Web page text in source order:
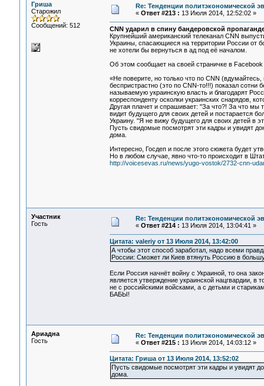
Гриша
Старожил
Сообщений: 512
Re: Тенденции политэкономической
« Ответ #213 : 13 Июля 2014, 12:52:02 »
CNN ударил в спину бандеровской
Крупнейший американский телеканал CNN
Украины, спасающиеся на территории России от
не хотели бы вернуться в ад под её началом.
Об этом сообщает на своей страничке в
«Не поверите, но только что по CNN
беспристрастно (это по CNN-то!!!) показал
называемую украинскую власть и благодарят
корреспонденту осколки украинских снарядов,
Другая плачет и спрашивает: "За что?! За что мы
видит будущего для своих детей и постарается
Украину. "Я не вижу будущего для своих детей в
Пусть свидомые посмотрят эти кадры и увидят
дома.
Интересно, Госдеп и после этого сюжета будет
Но в любом случае, явно что-то происходит в
http://voicesevas.ru/news/yugo-vostok/2732-cnn-
Участник
Гость
Re: Тенденции политэкономической
« Ответ #214 : 13 Июля 2014, 13:04:41 »
Цитата: valeriy от 13 Июля 2014, 13:42:00
А чтобы этот способ заработал, надо всеми
России: Сможет ли Киев втянуть Россию в
Если Россия начнёт войну с Украиной, то она
является утверждение украинской нацгвардии, в
не с российскими войсками, а с детьми и
БАБЫ!
Ариадна
Гость
Re: Тенденции политэкономической
« Ответ #215 : 13 Июля 2014, 14:03:12 »
Цитата: Гриша от 13 Июля 2014, 13:52:02
Пусть свидомые посмотрят эти кадры и увидят
дома.